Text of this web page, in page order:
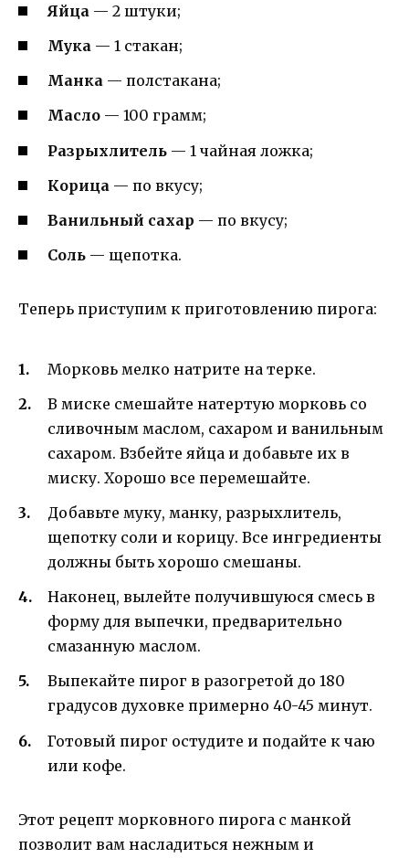
Яйца — 2 штуки;
Мука — 1 стакан;
Манка — полстакана;
Масло — 100 грамм;
Разрыхлитель — 1 чайная ложка;
Корица — по вкусу;
Ванильный сахар — по вкусу;
Соль — щепотка.
Теперь приступим к приготовлению пирога:
Морковь мелко натрите на терке.
В миске смешайте натертую морковь со
сливочным маслом, сахаром и ванильным
сахаром. Взбейте яйца и добавьте их в
миску. Хорошо все перемешайте.
Добавьте муку, манку, разрыхлитель,
щепотку соли и корицу. Все ингредиенты
должны быть хорошо смешаны.
Наконец, вылейте получившуюся смесь в
форму для выпечки, предварительно
смазанную маслом.
Выпекайте пирог в разогретой до 180
градусов духовке примерно 40-45 минут.
Готовый пирог остудите и подайте к чаю
или кофе.
Этот рецепт морковного пирога с манкой
позволит вам насладиться нежным и